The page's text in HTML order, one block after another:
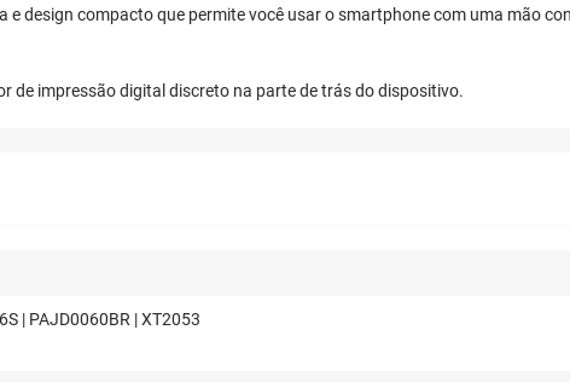
e design compacto que permite você usar o smartphone com uma mão
de impressão digital discreto na parte de trás do dispositivo.
| PAJD0060BR | XT2053